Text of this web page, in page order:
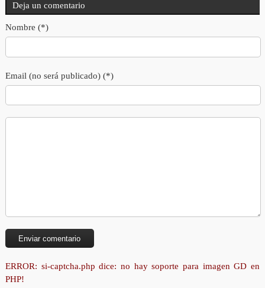
Deja un comentario
Nombre (*)
Email (no será publicado) (*)
ERROR: si-captcha.php dice: no hay soporte para imagen GD en
PHP!